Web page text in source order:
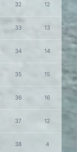
32 12
33 13
34 14
35 15
36 16
37 12
38 4